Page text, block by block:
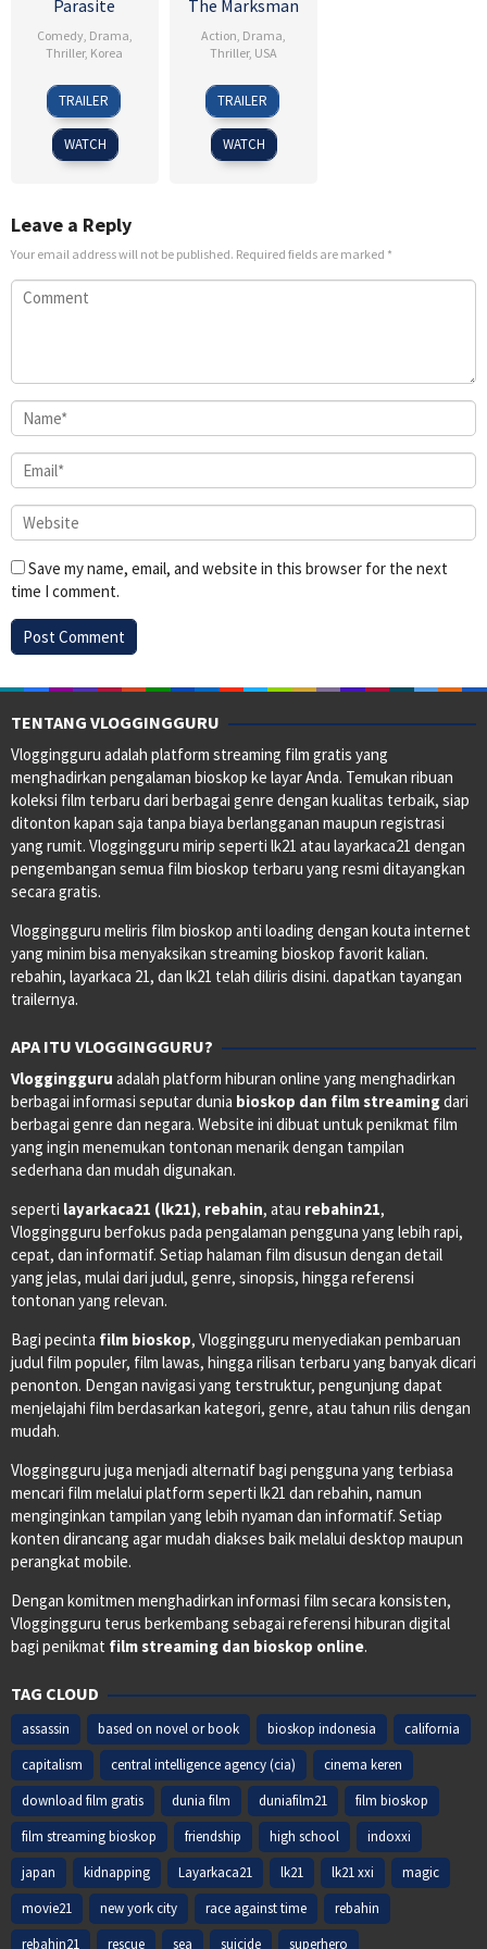
Parasite
Comedy, Drama
Thriller, Korea
30
May
2019
Kim
Seong-
sik
TRAILER
WATCH
The Marksman
Action Drama
Thriller, USA
15
Jan
2021
Robert
Lorenz
TRAILER
WATCH
Leave a Reply
Your email address will not be published. Required fields are marked *
Save my name, email, and website in this browser for the next
time I comment.
TENTANG VLOGGINGGURU
Vloggingguru adalah platform streaming film gratis yang
menghadirkan pengalaman bioskop ke layar Anda. Temukan ribuan
koleksi film terbaru dari berbagai genre dengan kualitas terbaik, siap
ditonton kapan saja tanpa biaya berlangganan maupun registrasi
yang rumit. Vloggingguru mirip seperti lk21 atau layarkaca21 dengan
pengembangan semua film bioskop terbaru yang resmi ditayangkan
secara gratis.
Vloggingguru meliris film bioskop anti loading dengan kouta internet
yang minim bisa menyaksikan streaming bioskop favorit kalian.
rebahin, layarkaca 21, dan lk21 telah diliris disini. dapatkan tayangan
trailernya.
APA ITU VLOGGINGGURU?
Vloggingguru adalah platform hiburan online yang menghadirkan
berbagai informasi seputar dunia bioskop dan film streamingdari
berbagai genre dan negara. Website ini dibuat untuk penikmat film
yang ingin menemukan tontonan menarik dengan tampilan
sederhana dan mudah digunakan.
seperti layarkaca21 (lk21), rebahin, atau rebahin21,
Vloggingguru berfokus pada pengalaman pengguna yang lebih rapi,
cepat, dan informatif. Setiap halaman film disusun dengan detail
yang jelas, mulai dari judul, genre, sinopsis, hingga referensi
tontonan yang relevan.
Bagi pecinta film bioskop, Vloggingguru menyediakan pembaruan
judul film populer, film lawas, hingga rilisan terbaru yang banyak dicari
penonton. Dengan navigasi yang terstruktur, pengunjung dapat
menjelajahi film berdasarkan kategori, genre, atau tahun rilis dengan
mudah.
Vloggingguru juga menjadi alternatif bagi pengguna yang terbiasa
mencari film melalui platform seperti lk21 dan rebahin, namun
menginginkan tampilan yang lebih nyaman dan informatif. Setiap
konten dirancang agar mudah diakses baik melalui desktop maupun
perangkat mobile.
Dengan komitmen menghadirkan informasi film secara konsisten,
Vloggingguru terus berkembang sebagai referensi hiburan digital
bagi penikmat film streaming dan bioskop online.
TAG CLOUD
assassin based on novel or book bioskop indonesia
california
capitalism
central intelligence agency (cia)
cinema keren
download film gratis
dunia film duniafilm21
film bioskop
film streaming bioskop
friendship high school
indoxxi
japan
kidnapping Layarkaca21 lk21 lk21 xxi
magic
movie21
new york city race against time
rebahin
rebahin21
rescue sea suicide superhero